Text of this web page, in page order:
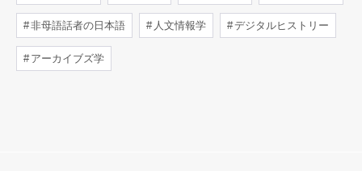
非母語話者の日本語 人文情報学 デジタルヒストリー
アーカイブズ学